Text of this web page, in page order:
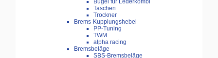
Bügel für Lederkombi
Taschen
Trockner
Brems-Kupplungshebel
PP-Tuning
TWM
alpha racing
Bremsbeläge
SBS-Bremsbeläge